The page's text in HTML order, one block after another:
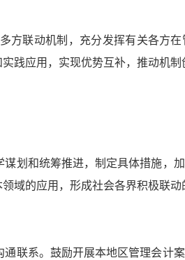
联动机制，充分发挥有关各方
践应用，实现优势互补，推动机制
划和统筹推进，制定具体措施，
域的应用，形成社会各界积极联动
联系。鼓励开展本地区管理会计